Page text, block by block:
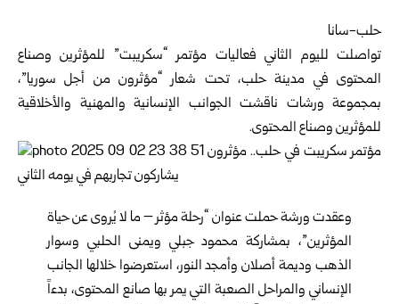
حلب-سانا
تواصلت لليوم الثاني فعاليات مؤتمر “سكريبت” للمؤثرين وصناع
المحتوى في مدينة حلب، تحت شعار “مؤثرون من أجل سوريا”،
بمجموعة ورشات ناقشت الجوانب الإنسانية والمهنية والأخلاقية
للمؤثرين وصناع المحتوى.
وعقدت ورشة حملت عنوان “رحلة مؤثر – ما لا يُروى عن حياة
المؤثرين”، بمشاركة محمود جبلي ويمنى الحلبي وسوار
الذهب وديمة أصلان وأمجد النور، استعرضوا خلالها الجانب
الإنساني والمراحل الصعبة التي يمر بها صانع المحتوى، بدءاً